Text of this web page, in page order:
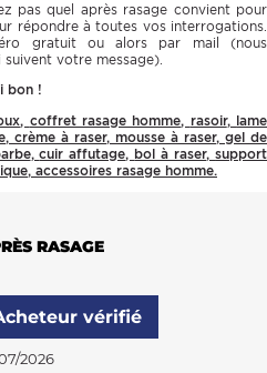
pas quel après rasage convient pour
répondre à toutes vos interrogations.
gratuit ou alors par mail (nous
votre message).
bon !
, coffret rasage homme, rasoir, lame
, crème à raser, mousse à raser, gel de
,cuir affutage, bol à raser,support
, accessoires rasage homme.
RASAGE
vérifié
2026